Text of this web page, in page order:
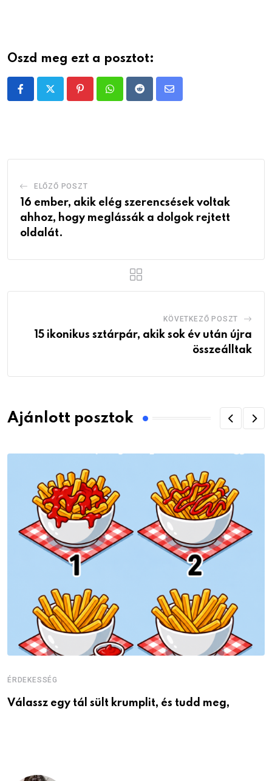
Oszd meg ezt a posztot:
PinterestWhatsappRedditShare
ELŐZŐ POSZT
16 ember, akik elég szerencsések voltak
ahhoz, hogy meglássák a dolgok rejtett
oldalát.
KÖVETKEZŐ POSZT
15 ikonikus sztárpár, akik sok év után újra
összeálltak
Ajánlott posztok
ÉRDEKESSÉG
Válassz egy tál sült krumplit, és tudd meg,